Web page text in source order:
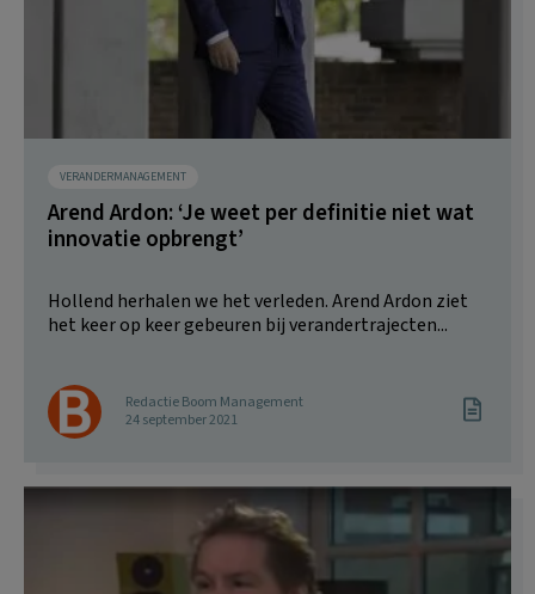
VERANDERMANAGEMENT
Arend Ardon: ‘Je weet per definitie niet wat
innovatie opbrengt’
Hollend herhalen we het verleden. Arend Ardon ziet
het keer op keer gebeuren bij verandertrajecten...
Redactie Boom Management
24 september 2021